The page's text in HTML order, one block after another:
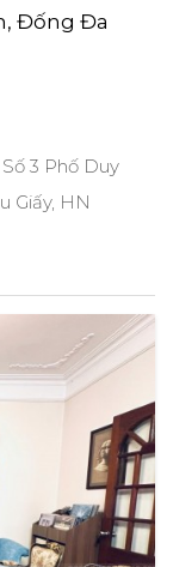
Đống Đa
3 Phố Duy
Giấy, HN